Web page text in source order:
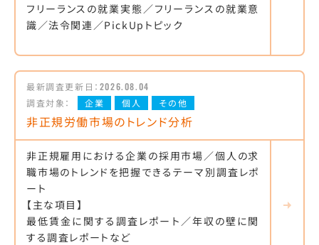
フリーランスの就業実態／フリーランスの就業意
識／法令関連／PickUpトピック
最新調査更新日： 2026.08.04
調査対象：
企業 個人 その他
非正規労働市場のトレンド分析
非正規雇用における企業の採用市場／個人の求
職市場のトレンドを把握できるテーマ別調査レポ
ート
【主な項目】
最低賃金に関する調査レポート／年収の壁に関
する調査レポートなど